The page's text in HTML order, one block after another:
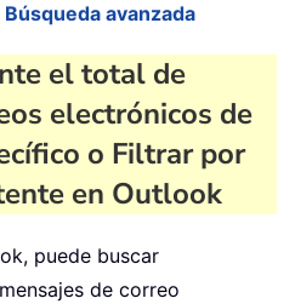
avanzada
el total de
electrónicos de
o Filtrar por
en Outlook
puede buscar
de correo